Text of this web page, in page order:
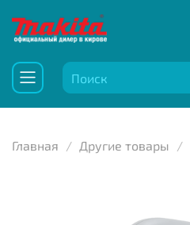
Главная Другие товары